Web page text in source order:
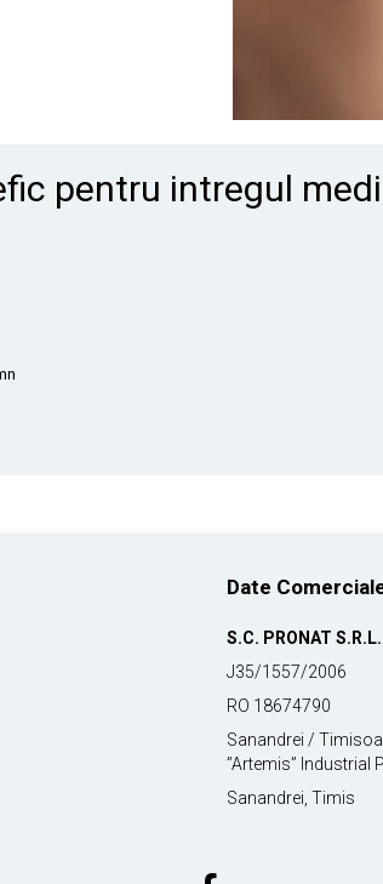
pentru intregul
Date
S.C. PRONAT S.R.L.
J35/1557/2006
RO 18674790
Sanandrei /
”Artemis” Industrial
Sanandrei, Timis